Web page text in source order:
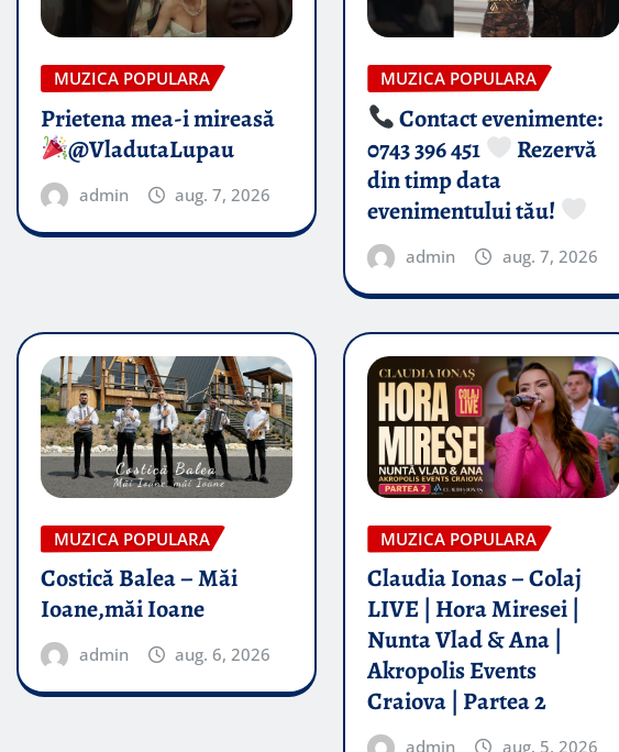
MUZICA POPULARA
Prietena mea-i mireasă​
@VladutaLupau
admin aug. 7, 2026
MUZICA POPULARA
Contact evenimente:
0743 396 451
Rezervă
din timp data
evenimentului tău!
admin aug. 7, 2026
MUZICA POPULARA
Costică Balea – Măi
Ioane,măi Ioane
admin aug. 6, 2026
MUZICA POPULARA
Claudia Ionas – Colaj
LIVE | Hora Miresei |
Nunta Vlad & Ana |
Akropolis Events
Craiova | Partea 2
admin aug. 5, 2026